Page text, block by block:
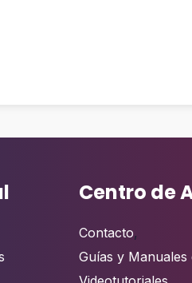
Centro de
Contacto,
Guías y Manuales